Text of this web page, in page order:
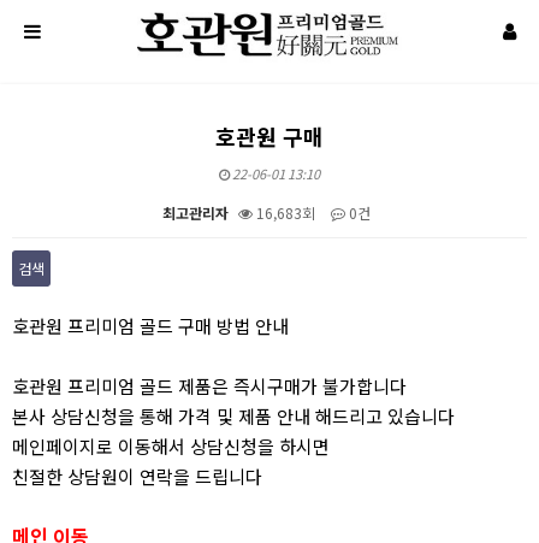
호관원 구매
22-06-01 13:10
최고관리자 16,683회 0건
검색
호관원 프리미엄 골드 구매 방법 안내
호관원 프리미엄 골드 제품은 즉시구매가 불가합니다
본사 상담신청을 통해 가격 및 제품 안내 해드리고 있습니다
메인페이지로 이동해서 상담신청을 하시면
친절한 상담원이 연락을 드립니다
메인 이동